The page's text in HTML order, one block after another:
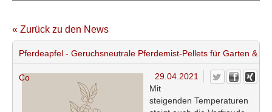
« Zurück zu den News
Pferdeapfel - Geruchsneutrale Pferdemist-Pellets für Garten &
Co
29.04.2021
Mit
steigenden Temperaturen